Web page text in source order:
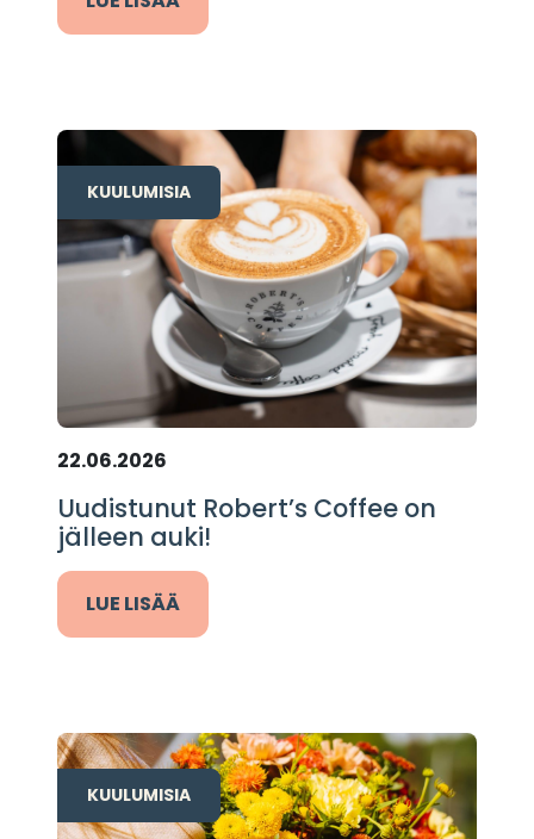
KUULUMISIA
22.06.2026
Uudistunut Robert’s Coffee on
jälleen auki!
LUE LISÄÄ
KUULUMISIA